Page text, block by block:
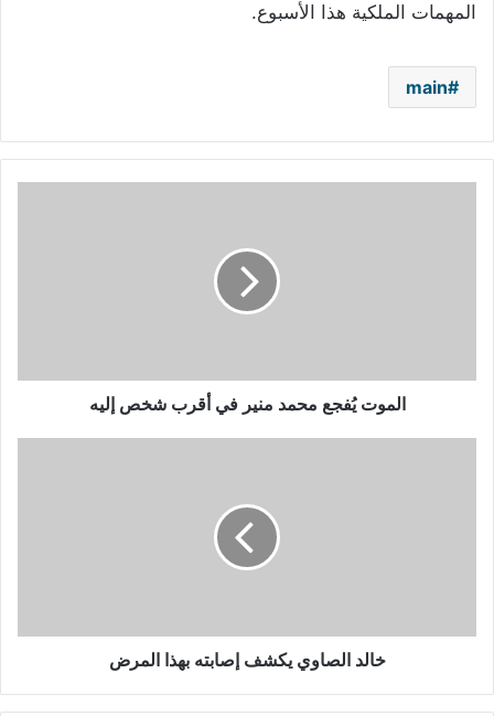
المهمات الملكية هذا الأسبوع.
main
الموت يُفجع محمد منير في أقرب شخص إليه
خالد الصاوي يكشف إصابته بهذا المرض